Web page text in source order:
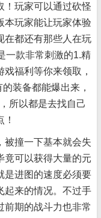
！玩家可以通过砍怪
本玩家能让玩家体验
在都还有那些人在玩
一款非常刺激的1.精
福利等你来领取，
装备都能爆出来，
所以都是去找自己
撞一下基本就会失
竟可以获得大量的元
是进图的速度必须要
起来的情况。不过手
前期的战斗力也非常